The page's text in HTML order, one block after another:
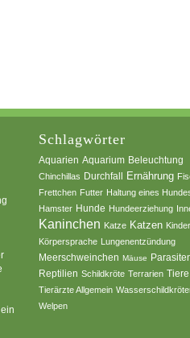
Schlagwörter
Aquarien Aquarium Beleuchtung
Chinchillas Durchfall Ernährung
Frettchen Futter Haltung eines
Hamster Hunde Hundeerziehung
Kaninchen Katze Katzen
Körpersprache
Lungenentzündung
Meerschweinchen Mäuse
Reptilien Schildkröte Terrarien Tiere
Tierärzte Allgemein
Welpen